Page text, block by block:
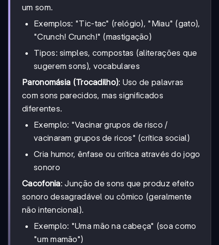
um som.
Exemplos: "Tic-tac" (relógio), "Miau" (gato),
"Crunch! Crunch!" (mastigação)
Tipos: simples, compostas (aliterações que
sugerem sons), vocabulares
Paronomásia (Trocadilho): Uso de palavras
com sons parecidos, mas significados
diferentes.
Exemplo: "Vacinar grupos de risco /
vacinaram grupos de ricos" (crítica social)
Cria humor, ênfase ou crítica através do jogo
sonoro
Cacofonia: Junção de sons que produz efeito
sonoro desagradável ou cômico (geralmente
não intencional).
Exemplo: "Uma mão na cabeça" (soa como
"um mamão")